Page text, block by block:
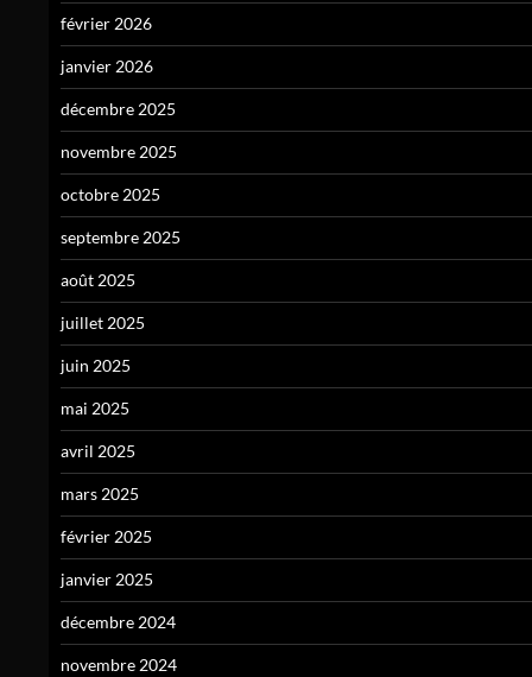
février 2026
janvier 2026
décembre 2025
novembre 2025
octobre 2025
septembre 2025
août 2025
juillet 2025
juin 2025
mai 2025
avril 2025
mars 2025
février 2025
janvier 2025
décembre 2024
novembre 2024